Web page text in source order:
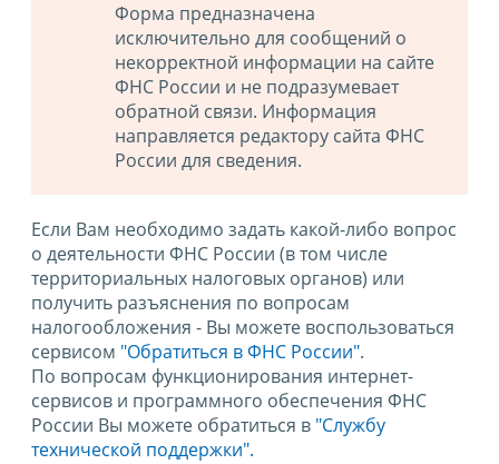
Форма предназначена
исключительно для сообщений о
некорректной информации на сайте
ФНС России и не подразумевает
обратной связи. Информация
направляется редактору сайта ФНС
России для сведения.
Если Вам необходимо задать какой-либо вопрос
о деятельности ФНС России (в том числе
территориальных налоговых органов) или
получить разъяснения по вопросам
налогообложения - Вы можете воспользоваться
сервисом "Обратиться в ФНС России".
По вопросам функционирования интернет-
сервисов и программного обеспечения ФНС
России Вы можете обратиться в "Службу
технической поддержки".